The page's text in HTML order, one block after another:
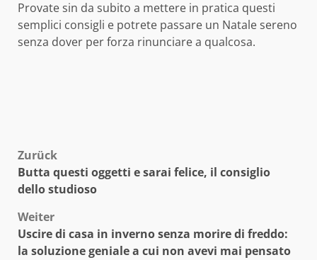
Provate sin da subito a mettere in pratica questi
semplici consigli e potrete passare un Natale sereno
senza dover per forza rinunciare a qualcosa.
Beitragsnavigation
Zurück
Butta questi oggetti e sarai felice, il consiglio
dello studioso
Weiter
Uscire di casa in inverno senza morire di freddo:
la soluzione geniale a cui non avevi mai pensato